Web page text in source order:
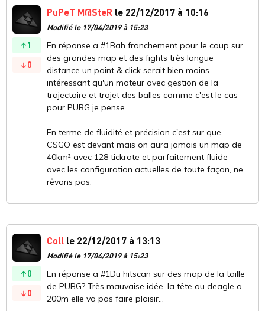
1
0
PuPeT M@SteR le 22/12/2017 à 10:16
Modifié le 17/04/2019 à 15:23
En réponse a #1Bah franchement pour le coup sur
des grandes map et des fights très longue
distance un point & click serait bien moins
intéressant qu'un moteur avec gestion de la
trajectoire et trajet des balles comme c'est le cas
pour PUBG je pense.
En terme de fluidité et précision c'est sur que
CSGO est devant mais on aura jamais un map de
40km² avec 128 tickrate et parfaitement fluide
avec les configuration actuelles de toute façon, ne
rêvons pas.
0
0
Coll le 22/12/2017 à 13:13
Modifié le 17/04/2019 à 15:23
En réponse a #1Du hitscan sur des map de la taille
de PUBG? Très mauvaise idée, la tête au deagle a
200m elle va pas faire plaisir...